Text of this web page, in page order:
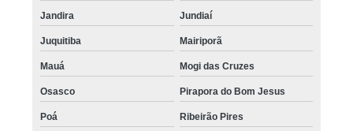
Jandira Jundiaí
Juquitiba Mairiporã
Mauá Mogi das Cruzes
Osasco Pirapora do Bom Jesus
Poá Ribeirão Pires